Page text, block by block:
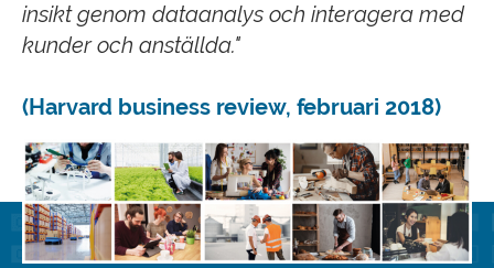
insikt genom dataanalys och interagera med
kunder och anställda."
(Harvard business review, februari 2018)